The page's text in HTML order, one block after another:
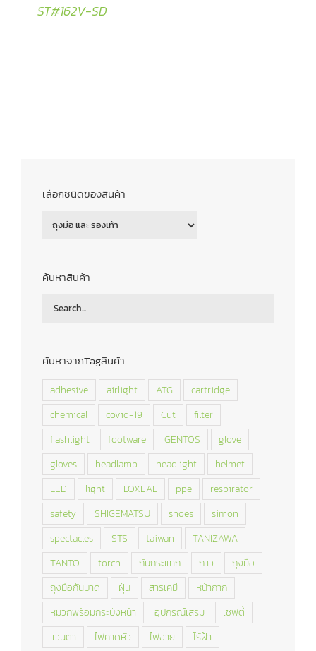
ST#162V-SD
เลือกชนิดของสินค้า
ค้นหาสินค้า
ค้นหาจากTagสินค้า
adhesive airlight ATG
cartridge
chemical
covid-19 Cut
filter
flashlight
footware GENTOS
glove
gloves
headlamp headlight
helmet
LED
light LOXEAL ppe
respirator
safety
SHIGEMATSU shoes
simon
spectacles
STS taiwan
TANIZAWA
TANTO
torch กันกระแทก กาว
ถุงมือ
ถุงมือกันบาด
ฝุ่น สารเคมี
หน้ากาก
หมวกพร้อมกระบังหน้า
อุปกรณ์เสริม
เซฟตี้
แว่นตา
ไฟคาดหัว ไฟฉาย ไร้ฝ้า